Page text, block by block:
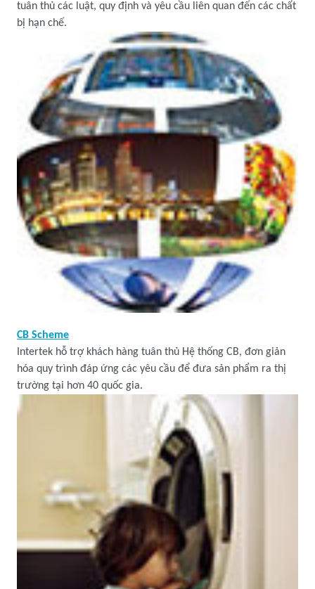
tuân thủ các luật, quy định và yêu cầu liên quan đến các chất
bị hạn chế.
CB Scheme
Intertek hỗ trợ khách hàng tuân thủ Hệ thống CB, đơn giản
hóa quy trình đáp ứng các yêu cầu để đưa sản phẩm ra thị
trường tại hơn 40 quốc gia.